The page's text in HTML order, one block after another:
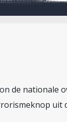
de nationale
uit